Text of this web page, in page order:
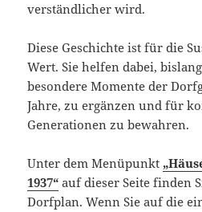
verständlicher wird.
Diese Geschichte ist für die
Wert. Sie helfen dabei,
besondere Momente der
Jahre, zu ergänzen und für
Generationen zu bewahren.
Unter dem Menüpunkt
1937“ auf dieser Seite finden
Dorfplan. Wenn Sie auf die